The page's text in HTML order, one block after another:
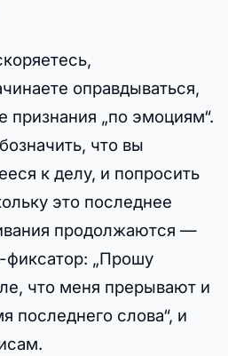
оправдываться,
признания „по эмоциям“.
что вы
к делу, и попросить
это последнее
продолжаются —
фиксатор: „Прошу
что меня прерывают и
последнего слова“, и